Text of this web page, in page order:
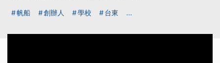
帆船 創辦人 學校 台東 ...